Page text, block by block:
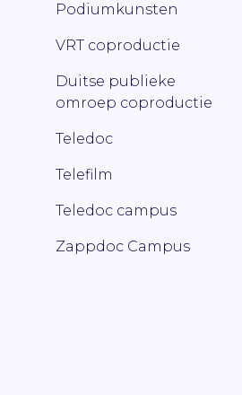
Podiumkunsten
VRT coproductie
Duitse publieke
omroep coproductie
Teledoc
Telefilm
Teledoc campus
Zappdoc Campus